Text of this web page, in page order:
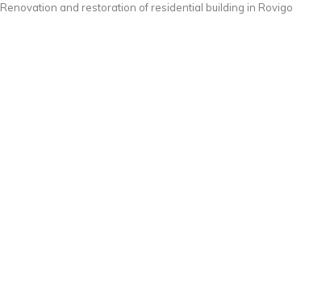
Renovation and restoration of residential building in Rovigo